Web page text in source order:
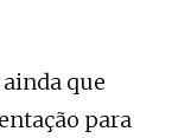
que
para